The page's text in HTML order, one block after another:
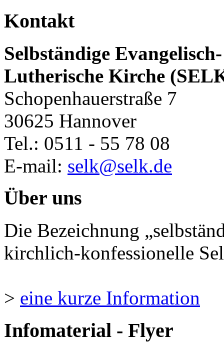
Kontakt
Selbständige Evangelisch-
Lutherische Kirche
Schopenhauerstraße 7
30625 Hannover
Tel.: 0511 - 55 78 08
E-mail: selk@selk.de
Über uns
Die Bezeichnung
kirchlich-konfessionelle
> eine kurze Information
Infomaterial - Flyer